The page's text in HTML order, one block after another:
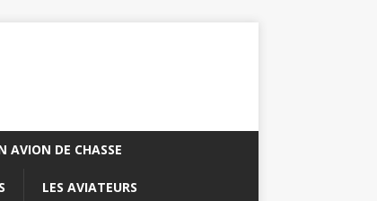
AVION DE CHASSE
LES AVIATEURS